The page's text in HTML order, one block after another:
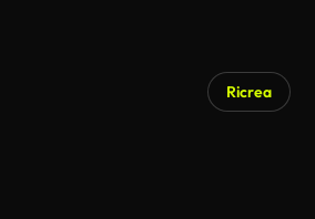
Ricrea